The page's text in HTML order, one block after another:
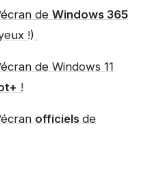
de Windows 365
!)
de Windows 11
!
officiels de